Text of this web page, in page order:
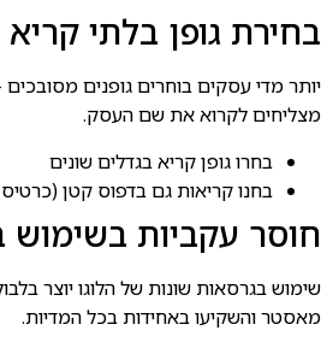
בחירת גופן בלתי קריא
יותר מדי עסקים בוחרים גופנים
מצליחים לקרוא את שם העסק.
בחרו גופן קריא בגדלים שונים
בחנו קריאות גם בדפוס קטן (כרטיס
חוסר עקביות בשימוש
שימוש בגרסאות שונות של הלוגו יוצר
מאסטר והשקיעו באחידות בכל המדיות.